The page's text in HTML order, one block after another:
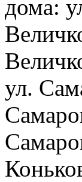
дома:
ул.